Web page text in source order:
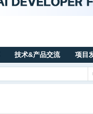
技术&产品交流 项目